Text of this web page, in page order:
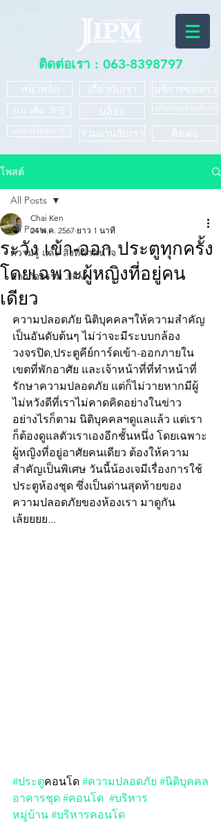
ติดต่อเรา : 063-8398797
หน้าหลัก
แนวคิด JFS
ผลงานโครงการ
เกี่ยวกับเรา
บล็อก
ร่วมงานกับเรา
บริการของเรา
นวัตกรรมการบริการ
ติดต่อ
โพสต์
All Posts
ความรู้ และ สิ่งที่น่าสนใจ
ข่าวกิจกรรม JIPM
All Posts
ระวัง เข้า-ออก ประตูทุกครั้ง
โดยเฉพาะผู้หญิงที่อยู่คน
เดียว
Chai Ken
24 พ.ค. 2567 ยาว 1 นาที
ความปลอดภัย นิติบุคคลฯให้ความสำคัญ
เป็นอันดับต้นๆ ไม่ว่าจะมีระบบกล้อง
วงจรปิด,ประตูคีย์การ์ดเข้า-ออกภายใน
เขตที่พักอาศัย และเจ้าหน้าที่ที่ทำหน้าที่
รักษาความปลอดภัย แต่ก็ไม่วายหากมีผู้
ไม่หวังดีที่เราไม่คาดคิดอย่างในข่าว
อย่างไรก็ตาม นิติบุคคลฯดูแลแล้ว แต่เรา
ก็ต้องดูแลตัวเราเองอีกชั้นหนึ่ง โดยเฉพาะ
ผู้หญิงที่อยู่อาศัยคนเดียว ต้องให้ความ
สำคัญเป็นพิเศษ วันนี้น้องเจมีเรื่องการใช้
ประตูห้องชุด ซึ่งเป็นด่านสุดท้ายของ
ความปลอดภัยของห้องเรา มาดูกัน
เล้ยยยย...
#ประตูคอนโด #ความปลอดภัย #นิติบุคคล
อาคารชุด #คอนโด #บริหาร
หมู่บ้าน #บริหารคอนโด